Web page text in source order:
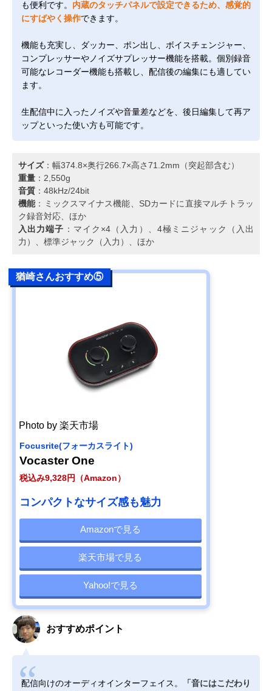
も便利です。 内蔵のタッチパネルで設定できるため、感覚的
にすばやく操作できます。
機能も充実し、ダッカー、ポン出し、ボイスチェンジャー、
コンプレッサーやノイズサプレッサー機能を搭載。個別録音
可能なレコーダー機能も搭載し、配信後の編集にも適してい
ます。
生配信中に入ったノイズや音量差などを、後日編集して再ア
ップといった使い方も可能です。
サイズ：幅374.8×奥行266.7×高さ71.2mm（突起部含む）
重量 ：2,550g
音質 ：48kHz/24bit
機能：ミックスマイナス機能、SDカードに直接マルチトラッ
ク録音対応、ほか
入出力端子 ：マイク×4（入力）、4極ミニジャック（入出
力）、標準ジャック（入力）、ほか
猶崎さんおすすめ⑤
Photo by 楽天市場
Focusrite(フォーカスライト)
Vocaster One
税込み9,328円（Amazon）
コンパクトなサイズ感も魅力
Amazonで見る
楽天市場で見る
Yahoo!で見る
おすすめポイント
配信向けのオーディオインターフェイス。
「音にはこだわり